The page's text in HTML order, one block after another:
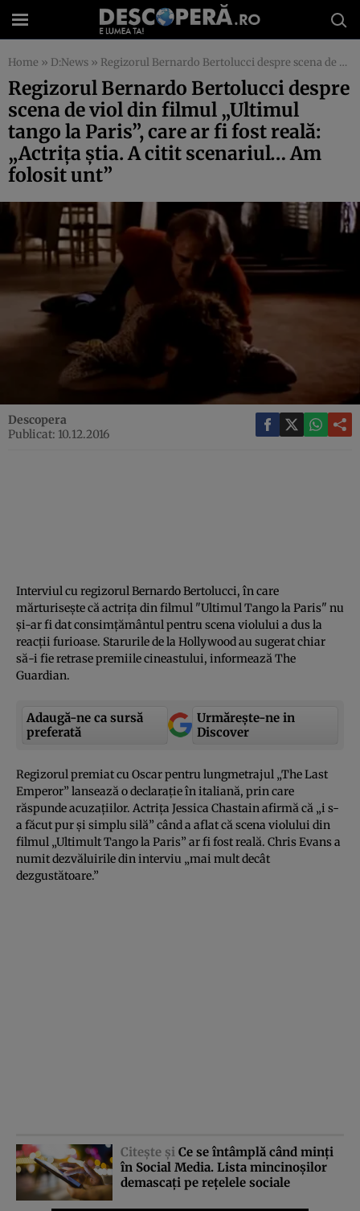
Home » D:News » Regizorul Bernardo Bertolucci despre scena de viol din filmul „Ultimul tango la Paris”, care ar fi fost reală: „Actriţa ştia. A citit scenariul… Am folosit unt”
Regizorul Bernardo Bertolucci despre
scena de viol din filmul „Ultimul
tango la Paris”, care ar fi fost reală:
„Actriţa ştia. A citit scenariul… Am
folosit unt”
Descopera
Publicat: 10.12.2016
Interviul cu regizorul Bernardo Bertolucci, în care
mărturiseşte că actriţa din filmul "Ultimul Tango la Paris" nu
şi-ar fi dat consimţământul pentru scena violului a dus la
reacţii furioase. Starurile de la Hollywood au sugerat chiar
să-i fie retrase premiile cineastului, informează The
Guardian.
Adaugă-ne ca sursă
preferată
Urmărește-ne in
Discover
Regizorul premiat cu Oscar pentru lungmetrajul „The Last
Emperor” lansează o declaraţie în italiană, prin care
răspunde acuzaţiilor. Actriţa Jessica Chastain afirmă că „i s-
a făcut pur şi simplu silă” când a aflat că scena violului din
filmul „Ultimult Tango la Paris” ar fi fost reală. Chris Evans a
numit dezvăluirile din interviu „mai mult decât
dezgustătoare.”
Citeşte şi Ce se întâmplă când minţi
în Social Media. Lista mincinoşilor
demascaţi pe reţelele sociale